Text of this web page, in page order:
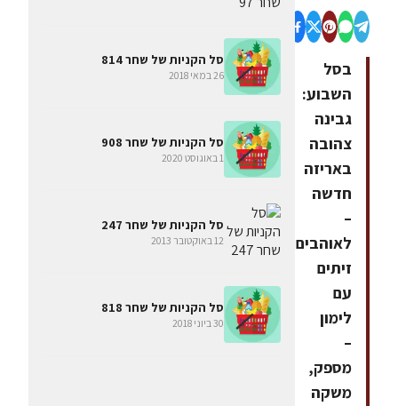
בסל
השבוע:
גבינה
צהובה
באריזה
חדשה
–
לאוהבים,
זיתים
עם
לימון
–
מספק,
משקה
סל הקניות של שחר 814
26 במאי 2018
סל הקניות של שחר 908
1 באוגוסט 2020
סל הקניות של שחר 247
12 באוקטובר 2013
סל הקניות של שחר 818
30 ביוני 2018